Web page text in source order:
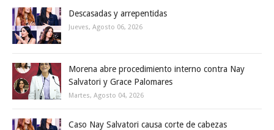
Descasadas y arrepentidas
Jueves, Agosto 06, 2026
Morena abre procedimiento interno contra Nay
Salvatori y Grace Palomares
Martes, Agosto 04, 2026
Caso Nay Salvatori causa corte de cabezas